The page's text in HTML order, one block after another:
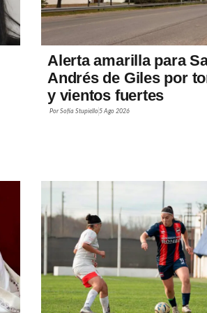
Alerta amarilla para
Andrés de Giles por
y vientos fuertes
Por Sofía Stupiello 5 Ago 2026